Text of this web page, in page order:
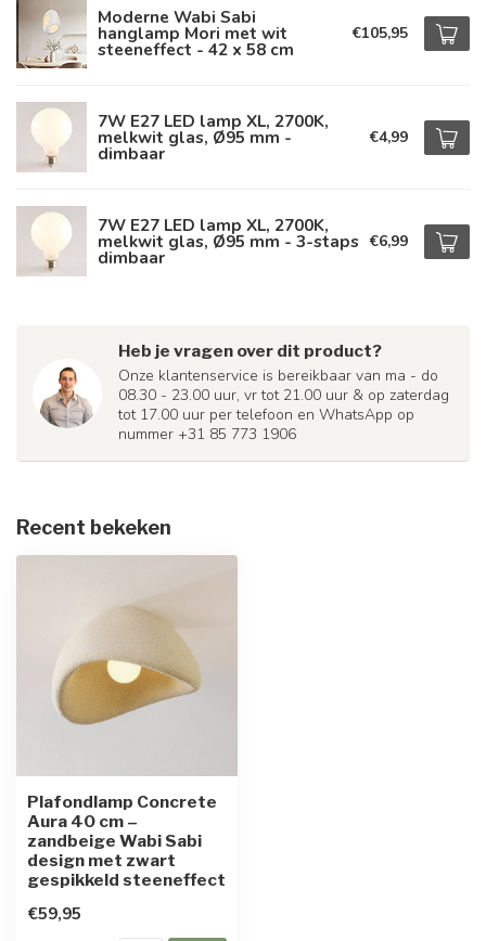
Moderne Wabi Sabi
hanglamp Mori met wit
steeneffect - 42 x 58 cm
€105,95
7W E27 LED lamp XL, 2700K,
melkwit glas, Ø95 mm -
dimbaar
€4,99
7W E27 LED lamp XL, 2700K,
melkwit glas, Ø95 mm - 3-staps
dimbaar
€6,99
Heb je vragen over dit product?
Onze klantenservice is bereikbaar van ma - do
08.30 - 23.00 uur, vr tot 21.00 uur & op zaterdag
tot 17.00 uur per telefoon en WhatsApp op
nummer +31 85 773 1906
Recent bekeken
Plafondlamp Concrete
Aura 40 cm –
zandbeige Wabi Sabi
design met zwart
gespikkeld steeneffect
€59,95